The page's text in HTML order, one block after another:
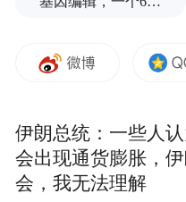
东华禅寺的义卖品受
5月6-10日，2021
季）展览会在厦门
网佛教、慧海公益
伊朗总统：一些人
会出现通货膨胀，
会，我无法理解